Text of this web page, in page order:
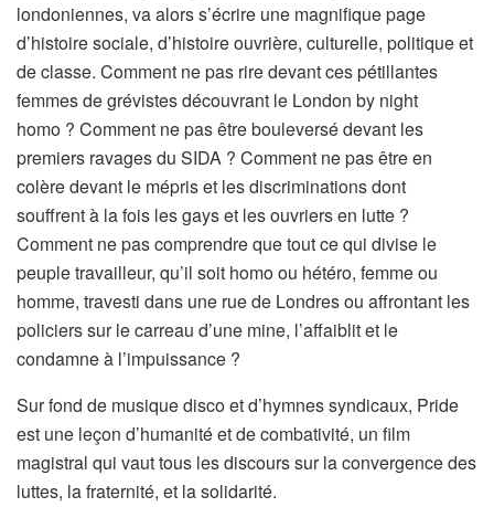
londoniennes, va alors s’écrire une magnifique page
d’histoire sociale, d’histoire ouvrière, culturelle, politique et
de classe. Comment ne pas rire devant ces pétillantes
femmes de grévistes découvrant le London by night
homo ? Comment ne pas êtrebouleversédevant les
premiers ravages du SIDA ? Comment ne pas être en
colère devant le mépris et les discriminations dont
souffrent à la fois les gays et les ouvriers en lutte ?
Comment ne pas comprendre que tout ce qui divise le
peuple travailleur, qu’il soit homo ou hétéro, femme ou
homme, travesti dans une rue de Londres ou affrontant les
policiers sur le carreau d’une mine, l’affaiblit et le
condamne à l’impuissance ?
Sur fond de musique disco et d’hymnessyndicaux, Pride
est une leçon d’humanité et de combativité, un film
magistral qui vaut tous les discours sur la convergence des
luttes, la fraternité, et la solidarité.